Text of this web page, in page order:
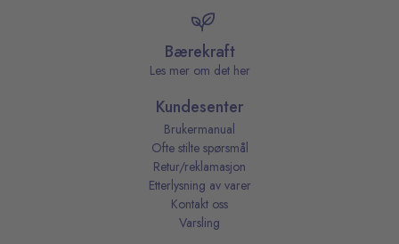
Bærekraft
Les mer om det her
Kundesenter
Brukermanual
Ofte stilte spørsmål
Retur/reklamasjon
Etterlysning av varer
Kontakt oss
Varsling